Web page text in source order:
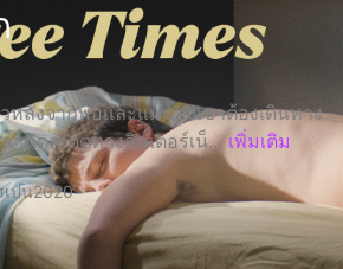
หลังจากพ่อและแม่ของเขาต้องเดินทาง
านัดคู่เดตทางอินเตอร์เน็... เพิ่มเติม
ปน2020